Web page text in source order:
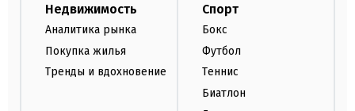
Недвижимость
Аналитика рынка
Покупка жилья
Тренды и вдохновение
Спорт
Бокс
Футбол
Теннис
Биатлон